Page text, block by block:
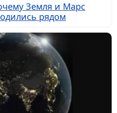
Земля и Марс
рядом